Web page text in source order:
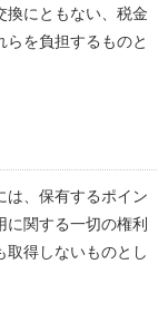
換にともない、税金
を負担するものと
は、保有するポイン
に関する一切の権利
得しないものとし